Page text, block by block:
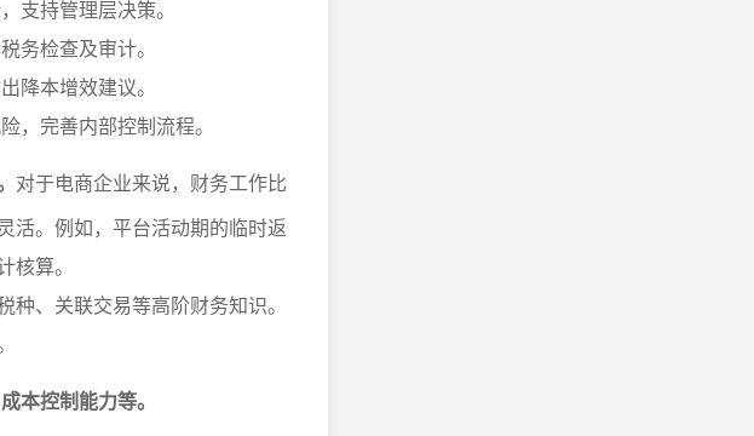
支持管理层决策。
务检查及审计。
降本增效建议。
，完善内部控制流程。
对于电商企业来说，财务工作比
。例如，平台活动期的临时返
算。
、关联交易等高阶财务知识。
本控制能力等。